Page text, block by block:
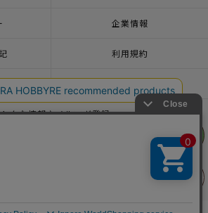
フェア
企業情報
利用規約
一緒に働こう♪求人情報
クな情報♪メルマガ登録
CORPORATION ALL Rights Reserved